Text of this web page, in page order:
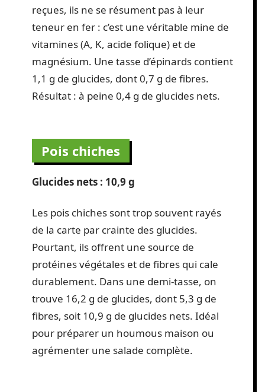
reçues, ils ne se résument pas à leur
teneur en fer : c’est une véritable mine de
vitamines (A, K, acide folique) et de
magnésium. Une tasse d’épinards contient
1,1 g de glucides, dont 0,7 g de fibres.
Résultat : à peine 0,4 g de glucides nets.
Pois chiches
Glucides nets : 10,9 g
Les pois chiches sont trop souvent rayés
de la carte par crainte des glucides.
Pourtant, ils offrent une source de
protéines végétales et de fibres qui cale
durablement. Dans une demi-tasse, on
trouve 16,2 g de glucides, dont 5,3 g de
fibres, soit 10,9 g de glucides nets. Idéal
pour préparer un houmous maison ou
agrémenter une salade complète.